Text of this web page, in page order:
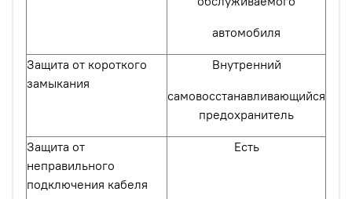
автомобиля
Защита от короткого
замыкания
Внутренний
самовосстанавливающийся
предохранитель
Защита от
неправильного
подключения кабеля
Есть